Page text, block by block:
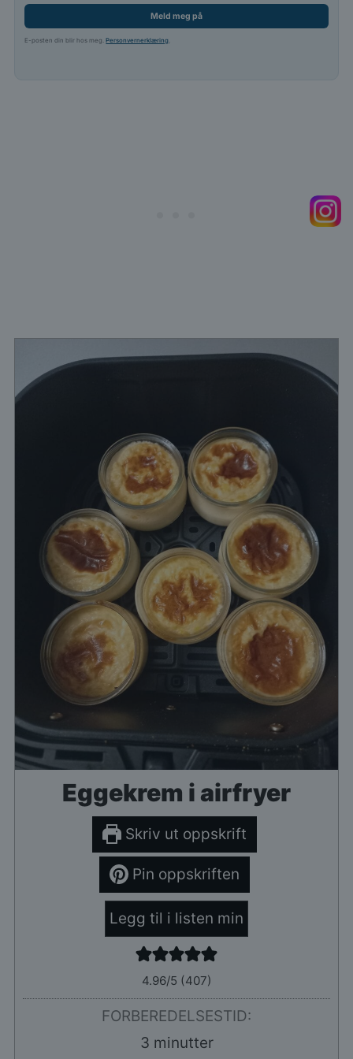
Meld meg på
E-posten din blir hos meg.Personvernerklæring
Eggekrem i airfryer
Skriv ut oppskrift
Pin oppskriften
Legg til i listen min
4.96/5 (407)
FORBEREDELSESTID:
3minutter
minutter